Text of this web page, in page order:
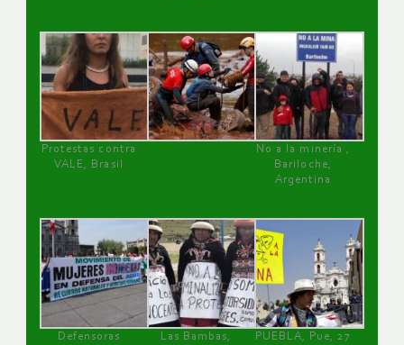
Protestas contra
VALE, Brasil
No a la minería ,
Bariloche,
Argentina
Defensoras
Las Bambas,
PUEBLA, Pue, 27